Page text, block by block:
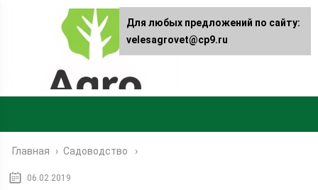
Главная › Садоводство
06.02.2019
Для любых предложений по сайту:
velesagrovet@cp9.ru